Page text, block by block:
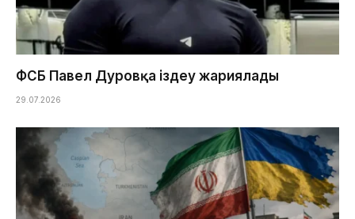
ФСБ Павел Дуровқа іздеу жариялады
29.07.2026